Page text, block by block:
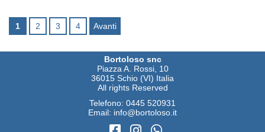
1 2 3 4 Avanti
Bortoloso snc
Piazza A. Rossi, 10
36015 Schio (VI) Italia
All rights Reserved
Telefono: 0445 520931
Email: info@bortoloso.it